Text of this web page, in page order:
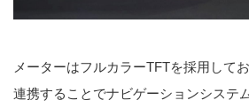
メーターはフルカラーTFTを採用して
連携することでナビゲーションシステ